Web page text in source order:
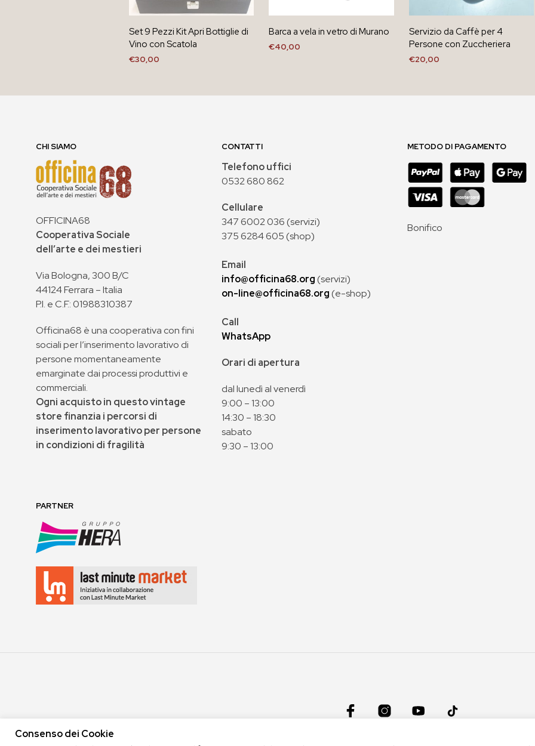
Set 9 Pezzi Kit Apri Bottiglie di
Vino con Scatola
€30,00
Barca a vela in vetro di Murano
€40,00
Servizio da Caffè per 4
Persone con Zuccheriera
€20,00
CHI SIAMO
OFFICINA68
Cooperativa Sociale
dell’arte e dei mestieri
Via Bologna, 300 B/C
44124 Ferrara – Italia
P.I. e C.F.: 01988310387
Officina68 è una cooperativa con fini
sociali per l’inserimento lavorativo di
persone momentaneamente
emarginate dai processi produttivi e
commerciali.
Ogni acquisto in questo vintage
store finanzia i percorsi di
inserimento lavorativo per persone
in condizioni di fragilità
CONTATTI
Telefono uffici
0532 680 862
Cellulare
347 6002 036 (servizi)
375 6284 605 (shop)
Email
info@officina68.org(servizi)
on-line@officina68.org(e-shop)
Call
WhatsApp
Orari di apertura
dal lunedì al venerdì
9:00 – 13:00
14:30 – 18:30
sabato
9:30 – 13:00
METODO DI PAGAMENTO
Bonifico
PARTNER
Consenso dei Cookie